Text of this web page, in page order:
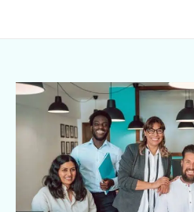
¿Bienestar
Laboral
Empresas
Pequeñas?
puede